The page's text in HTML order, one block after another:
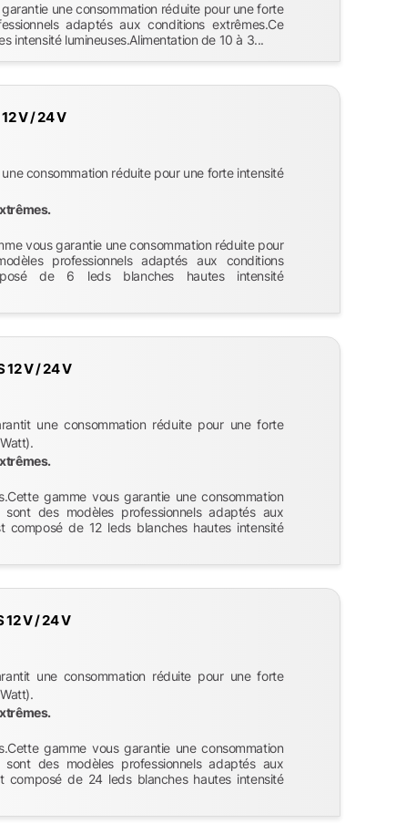
une consommation réduite pour une forte
adaptés aux conditions extrêmes.Ce
intensité lumineuses.Alimentation de 10 à 3...
V / 24 V
consommation réduite pour une forte intensité
vous garantie une consommation réduite pour
professionnels adaptés aux conditions
de 6 leds blanches hautes intensité
12 V / 24 V
une consommation réduite pour une forte
gamme vous garantie une consommation
des modèles professionnels adaptés aux
composé de 12 leds blanches hautes intensité
12 V / 24 V
une consommation réduite pour une forte
gamme vous garantie une consommation
des modèles professionnels adaptés aux
composé de 24 leds blanches hautes intensité